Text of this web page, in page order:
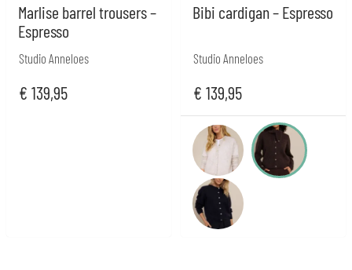
Marlise barrel trousers –
Espresso
Studio Anneloes
€ 139,95
Bibi cardigan – Espresso
Studio Anneloes
€ 139,95